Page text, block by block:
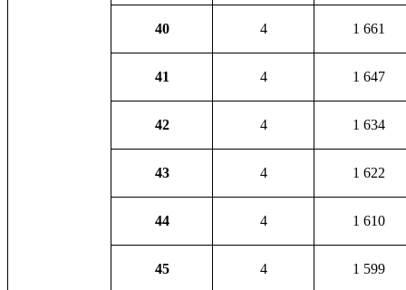
40 4 1 661
41 4 1 647
42 4 1 634
43 4 1 622
44 4 1 610
45 4 1 599